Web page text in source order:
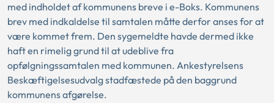
med indholdet af kommunens breve i e-Boks. Kommunens
brev med indkaldelse til samtalen måtte derfor anses for at
være kommet frem. Den sygemeldte havde dermed ikke
haft en rimelig grund til at udeblive fra
opfølgningssamtalen med kommunen. Ankestyrelsens
Beskæftigelsesudvalg stadfæstede på den baggrund
kommunens afgørelse.